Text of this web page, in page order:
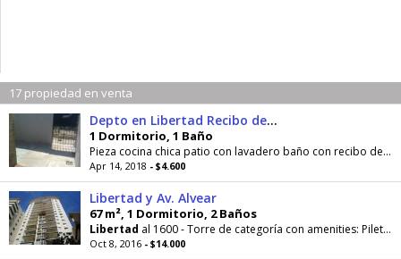
17 propiedad en venta
Depto en Libertad Recibo de Sueldo
1 Dormitorio, 1 Baño
Pieza cocina chica patio con lavadero baño con recibo de sueldo mas deposito atahualpa y elvecia 785 se puede ver el sábado de 10 a 12 cel...
Apr 14, 2018 - $4.600
Libertad y Av. Alvear
67 m², 1 Dormitorio, 2 Baños
Libertad al 1600 - Torre de categoría con amenities: Pileta, Terraza con solárium y parrilla
Oct 8, 2016 - $14.000